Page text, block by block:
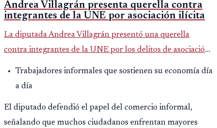
Andrea Villagrán presenta querella contra
integrantes de la UNE por asociación ilícita
La diputada Andrea Villagrán presentó una querella
contra integrantes de la UNE por los delitos de asociación
ilícita, terrorismo y sedición.
Trabajadores informales que sostienen su economía día
a día
El diputado defendió el papel del comercio informal,
señalando que muchos ciudadanos enfrentan mayores